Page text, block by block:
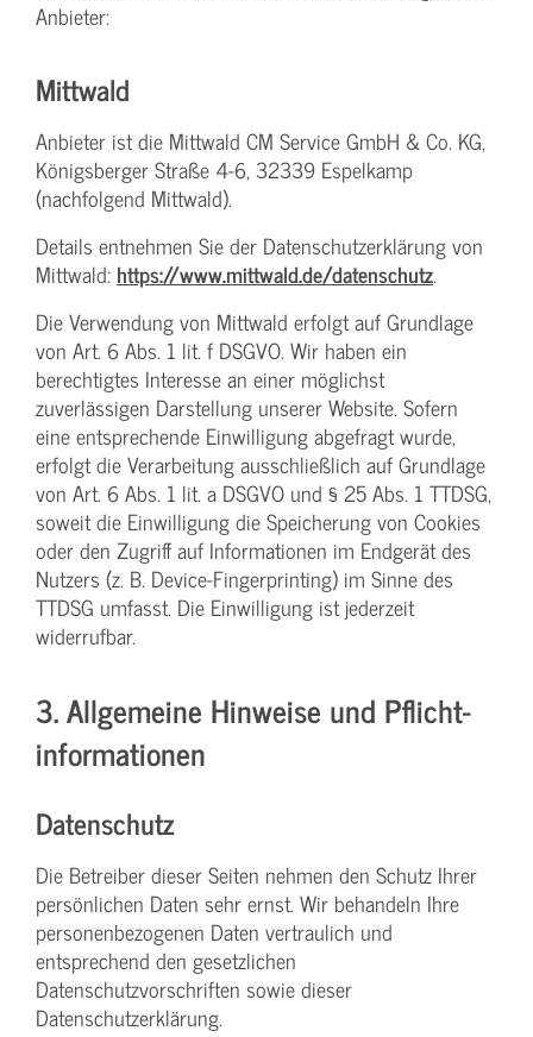
Anbieter:
Mittwald
Anbieter ist die Mittwald CM Service GmbH & Co. KG,
Königsberger Straße 4-6, 32339 Espelkamp
(nachfolgend Mittwald).
Details entnehmen Sie der Datenschutzerklärung von
Mittwald: https://www.mittwald.de/datenschutz.
Die Verwendung von Mittwald erfolgt auf Grundlage
von Art. 6 Abs. 1 lit. f DSGVO. Wir haben ein
berechtigtes Interesse an einer möglichst
zuverlässigen Darstellung unserer Website. Sofern
eine entsprechende Einwilligung abgefragt wurde,
erfolgt die Verarbeitung ausschließlich auf Grundlage
von Art. 6 Abs. 1 lit. a DSGVO und § 25 Abs. 1 TTDSG,
soweit die Einwilligung die Speicherung von Cookies
oder den Zugriff auf Informationen im Endgerät des
Nutzers (z. B. Device-Fingerprinting) im Sinne des
TTDSG umfasst. Die Einwilligung ist jederzeit
widerrufbar.
3. Allgemeine Hinweise und Pflicht­
informationen
Datenschutz
Die Betreiber dieser Seiten nehmen den Schutz Ihrer
persönlichen Daten sehr ernst. Wir behandeln Ihre
personenbezogenen Daten vertraulich und
entsprechend den gesetzlichen
Datenschutzvorschriften sowie dieser
Datenschutzerklärung.